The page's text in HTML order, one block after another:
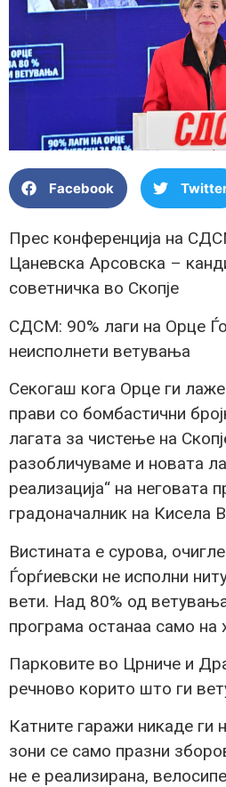
Facebook
Прес конференција на
Цаневска Арсовска –
советничка во Скопје
СДСМ: 90% лаги на Орце
неисполнети ветувања
Секогаш кога Орце ги лаже
прави со бомбастични
лагата за чистење на
разобличуваме и новата
реализација“ на неговата
градоначалник на Кисела
Вистината е сурова,
Ѓорѓиевски не исполни
вети. Над 80% од
програма останаа само на
Парковите во Црниче и
речново корито што ги
Катните гаражи никаде ги
зони се само празни
не е реализирана,